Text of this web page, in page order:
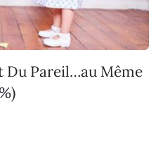
Pareil…au Même